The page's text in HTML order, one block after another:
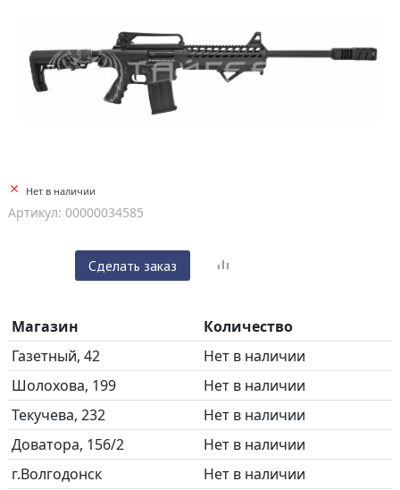
Нет в наличии
Артикул: 00000034585
Сделать заказ
Магазин
Количество
Газетный, 42
Нет в наличии
Шолохова, 199
Нет в наличии
Текучева, 232
Нет в наличии
Доватора, 156/2
Нет в наличии
г.Волгодонск
Нет в наличии